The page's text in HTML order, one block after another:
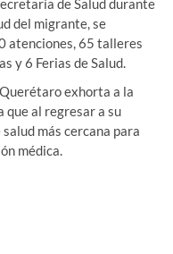
de Salud durante
del migrante, se
atenciones, 65 talleres
y 6 Ferias de Salud.
exhorta a la
que al regresar a su
más cercana para
médica.